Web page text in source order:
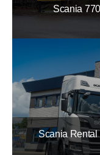
Scania
Scania Rental